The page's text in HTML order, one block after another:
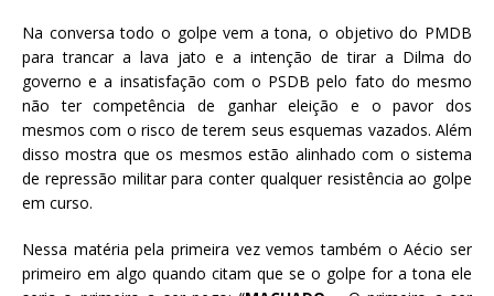
Na conversa todo o golpe vem a tona, o objetivo do PMDB
para trancar a lava jato e a intenção de tirar a Dilma do
governo e a insatisfação com o PSDB pelo fato do mesmo
não ter competência de ganhar eleição e o pavor dos
mesmos com o risco de terem seus esquemas vazados. Além
disso mostra que os mesmos estão alinhado com o sistema
de repressão militar para conter qualquer resistência ao golpe
em curso.
Nessa matéria pela primeira vez vemos também o Aécio ser
primeiro em algo quando citam que se o golpe for a tona ele